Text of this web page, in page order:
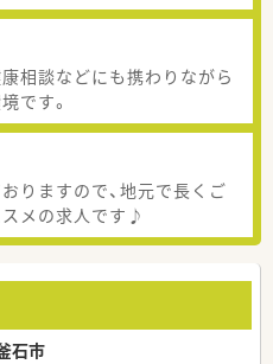
相談などにも携わりながら
です。
りますので、地元で長くご
メの求人です♪
石市